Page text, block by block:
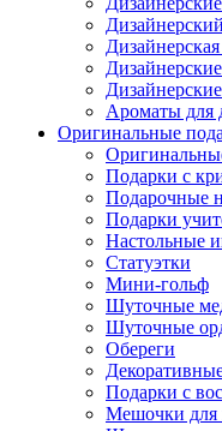
Ароматы для
Оригинальные
Подарки с
Подарочные
Подарки
Настольные
Статуэтки
Мини-гольф
Шуточные
Шуточные
Обереги
Подарки с
Мешочки для